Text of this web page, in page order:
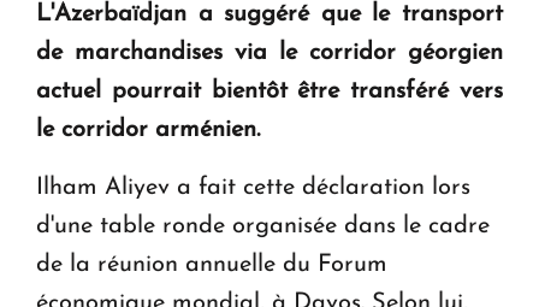
KASA : 30 ans d'audace, de résilience et d'avenir
en Arménie
Le premier hôtel Hyatt Regency d'Arménie
ouvrira ses portes à Dilijan
L'Azerbaïdjan a suggéré que le transport
de marchandises via le corridor géorgien
actuel pourrait bientôt être transféré vers
le corridor arménien.
Ilham Aliyev a fait cette déclaration lors
d'une table ronde organisée dans le cadre
de la réunion annuelle du Forum